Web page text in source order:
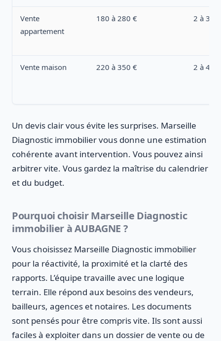
Vente
appartement
180 à 280 € 2 à 3 h
Vente maison 220 à 350 € 2 à 4 h
Un devis clair vous évite les surprises. Marseille
Diagnostic immobilier vous donne une estimation
cohérente avant intervention. Vous pouvez ainsi
arbitrer vite. Vous gardez la maîtrise du calendrier
et du budget.
Pourquoi choisir Marseille Diagnostic
immobilier à AUBAGNE ?
Vous choisissez Marseille Diagnostic immobilier
pour la réactivité, la proximité et la clarté des
rapports. L’équipe travaille avec une logique
terrain. Elle répond aux besoins des vendeurs,
bailleurs, agences et notaires. Les documents
sont pensés pour être compris vite. Ils sont aussi
faciles à exploiter dans un dossier de vente ou de